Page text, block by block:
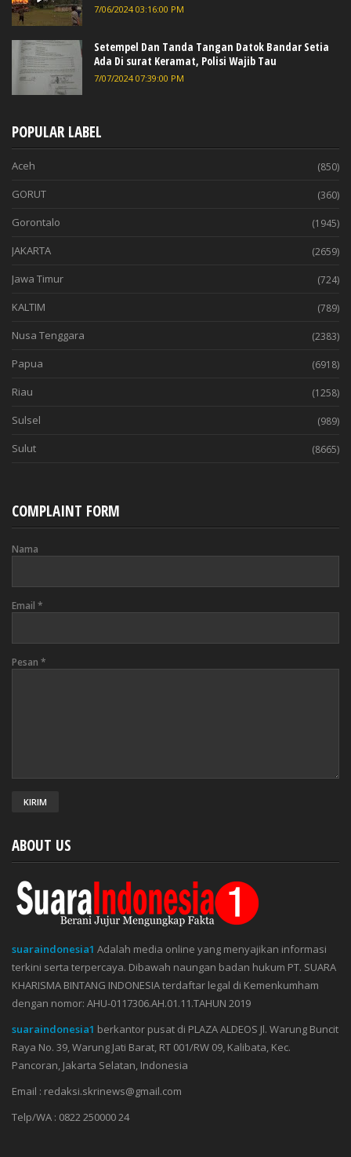
7/06/2024 03:16:00 PM
Setempel Dan Tanda Tangan Datok Bandar Setia
Ada Di surat Keramat, Polisi Wajib Tau
7/07/2024 07:39:00 PM
POPULAR LABEL
Aceh (850)
GORUT (360)
Gorontalo (1945)
JAKARTA (2659)
Jawa Timur (724)
KALTIM (789)
Nusa Tenggara (2383)
Papua (6918)
Riau (1258)
Sulsel (989)
Sulut (8665)
COMPLAINT FORM
Nama
Email *
Pesan *
ABOUT US
suaraindonesia1 Adalah media online yang menyajikan informasi
terkini serta terpercaya. Dibawah naungan badan hukum PT. SUARA
KHARISMA BINTANG INDONESIA terdaftar legal di Kemenkumham
dengan nomor: AHU-0117306.AH.01.11.TAHUN 2019
suaraindonesia1 berkantor pusat di PLAZA ALDEOS Jl. Warung Buncit
Raya No. 39, Warung Jati Barat, RT 001/RW 09, Kalibata, Kec.
Pancoran, Jakarta Selatan, Indonesia
Email : redaksi.skrinews@gmail.com
Telp/WA : 0822 250000 24